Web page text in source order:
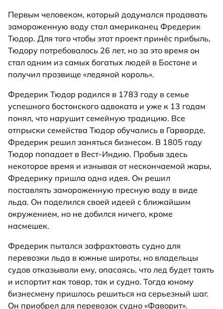
Первым человеком, который додумался продавать
замороженную воду стал американец Фредерик
Тюдор. Для того чтобы этот проект принёс прибыль,
Тюдору потребовалось 26 лет, но за это время он
стал одним из самых богатых людей в Бостоне и
получил прозвище «ледяной король».
Фредерик Тюдор родился в 1783 году в семье
успешного бостонского адвоката и уже к 13 годам
понял, что нарушит семейную традицию. Все
отпрыски семейства Тюдор обучались в Гарварде,
Фредерик решил заняться бизнесом. В 1805 году
Тюдор попадает в Вест-Индию. Пробыв здесь
некоторое время и изнывая от нескончаемой жары,
Фредерику пришла одна идея. Он решил
поставлять замороженную пресную воду в виде
льда. Он поделился своей идеей с ближайшим
окружением, но не добился ничего, кроме
насмешек.
Фредерик пытался зафрахтовать судно для
перевозки льда в южные широты, но владельцы
судов отказывали ему, опасаясь, что лед будет таять
и испортит как товар, так и судно. Тогда юному
бизнесмену пришлось решиться на серьезный шаг.
Он приобрел для перевозок судно «Фаворит».